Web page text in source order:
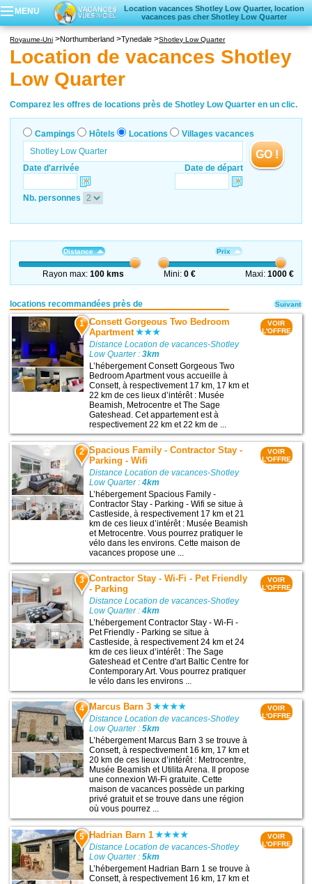
MENU
Location vacances Shotley Low Quarter, location
vacances pas cher Shotley Low Quarter
Locations vacances
Villages vacances
Royaume-Uni Northumberland Tynedale Shotley Low Quarter
Location de vacances Shotley
Low Quarter
Comparez les offres de locations près de Shotley Low Quarter en un clic.
Campings Hôtels Locations Villages vacances
Date d'arrivée Date de départ
GO !
Nb. personnes
Distance
Rayon max:100 kms
Prix
Mini:0 € Maxi: 1000 €
locations recommandées près de
1 Consett Gorgeous Two Bedroom
Apartment
Distance Location de vacances-Shotley
Low Quarter :3km
L’hébergement Consett Gorgeous Two
Bedroom Apartment vous accueille à
Consett, à respectivement 17 km, 17 km et
22 km de ces lieux d’intérêt : Musée
Beamish, Metrocentre et The Sage
Gateshead. Cet appartement est à
respectivement 22 km et 22 km de ...
VOIR
L'OFFRE
2 Spacious Family - Contractor Stay -
Parking - Wifi
Distance Location de vacances-Shotley
Low Quarter :4km
L’hébergement Spacious Family -
Contractor Stay - Parking - Wifi se situe à
Castleside, à respectivement 17 km et 21
km de ces lieux d’intérêt : Musée Beamish
et Metrocentre. Vous pourrez pratiquer le
vélo dans les environs. Cette maison de
vacances propose une ...
VOIR
L'OFFRE
3 Contractor Stay - Wi-Fi - Pet Friendly
- Parking
Distance Location de vacances-Shotley
Low Quarter :4km
L’hébergement Contractor Stay - Wi-Fi -
Pet Friendly - Parking se situe à
Castleside, à respectivement 24 km et 24
km de ces lieux d’intérêt : The Sage
Gateshead et Centre d'art Baltic Centre for
Contemporary Art. Vous pourrez pratiquer
le vélo dans les environs ...
VOIR
L'OFFRE
4 Marcus Barn 3
Distance Location de vacances-Shotley
Low Quarter :5km
L’hébergement Marcus Barn 3 se trouve à
Consett, à respectivement 16 km, 17 km et
20 km de ces lieux d’intérêt : Metrocentre,
Musée Beamish et Utilita Arena. Il propose
une connexion Wi-Fi gratuite. Cette
maison de vacances possède un parking
privé gratuit et se trouve dans une région
où vous pourrez ...
VOIR
L'OFFRE
5 Hadrian Barn 1
Distance Location de vacances-Shotley
Low Quarter :5km
L’hébergement Hadrian Barn 1 se trouve à
Consett, à respectivement 16 km, 17 km et
VOIR
L'OFFRE
Suivant